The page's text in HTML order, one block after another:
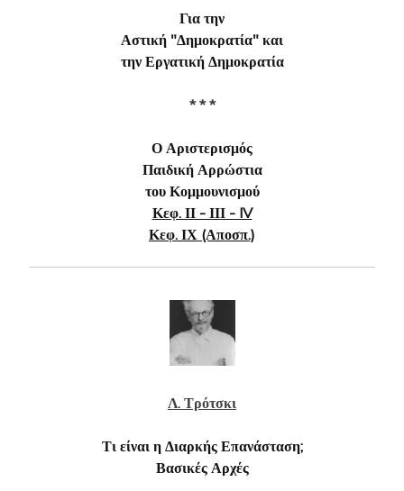
Για την
Αστική "Δημοκρατία" και
την Εργατική Δημοκρατία
* * *
Ο Αριστερισμός
Παιδική Αρρώστια
του Κομμουνισμού
Κεφ. ΙΙ - ΙΙΙ - IV
Κεφ. ΙΧ (Αποσπ.)
Λ. Τρότσκι
Τι είναι η Διαρκής Επανάσταση;
Βασικές Αρχές